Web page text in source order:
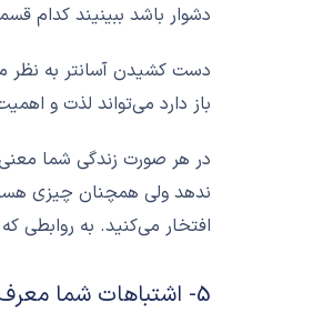
دشوار باشد ببینیند کدام
دست کشیدن آسانتر به نظر
باز دارد می‌تواند لذت و
در هر صورت زندگی شما
ندهد ولی همچنان چیزی هست
افتخار می‌کنید. به روابطی
5- اشتباهات شما معرف شما نیستند